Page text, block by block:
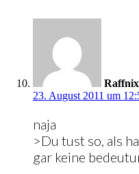
Raffnix
23. August 2011 um
naja
>Du tust so, als
gar keine